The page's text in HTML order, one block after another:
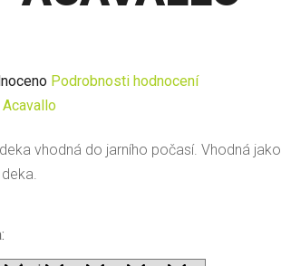
Podrobnosti hodnocení
Acavallo
vhodná do jarního počasí. Vhodná jako